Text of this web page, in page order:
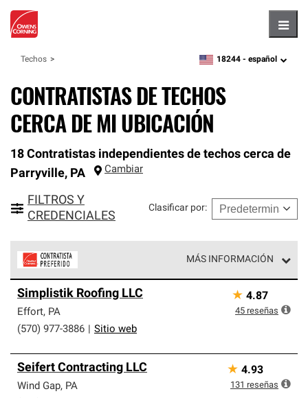
Techos zipcode,language
18244 - español
CONTRATISTAS DE TECHOS
CERCA DE MI UBICACIÓN
18 Contratistas independientes de techos cerca de
Parryville, PA Cambiar
FILTROS Y
CREDENCIALES
Clasificar por:
MÁS INFORMACIÓN
parte de una red exclusiva de profesionales de techos
que cumplen con altos estándares y requisitos estrictos
de profesionalismo y confiabilidad.
Simplistik Roofing LLC
Effort, PA
(570) 977-3886
Sitio web
★ 4.87
45 reseñas
Seifert Contracting LLC
Wind Gap, PA
★ 4.93
131 reseñas